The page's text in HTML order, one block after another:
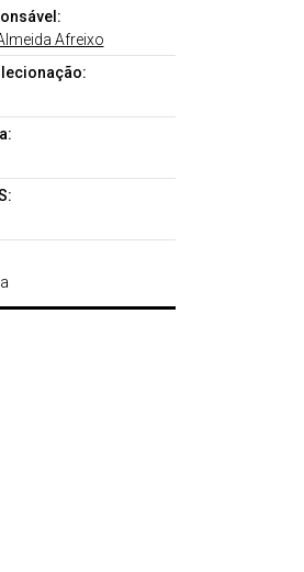
Afreixo